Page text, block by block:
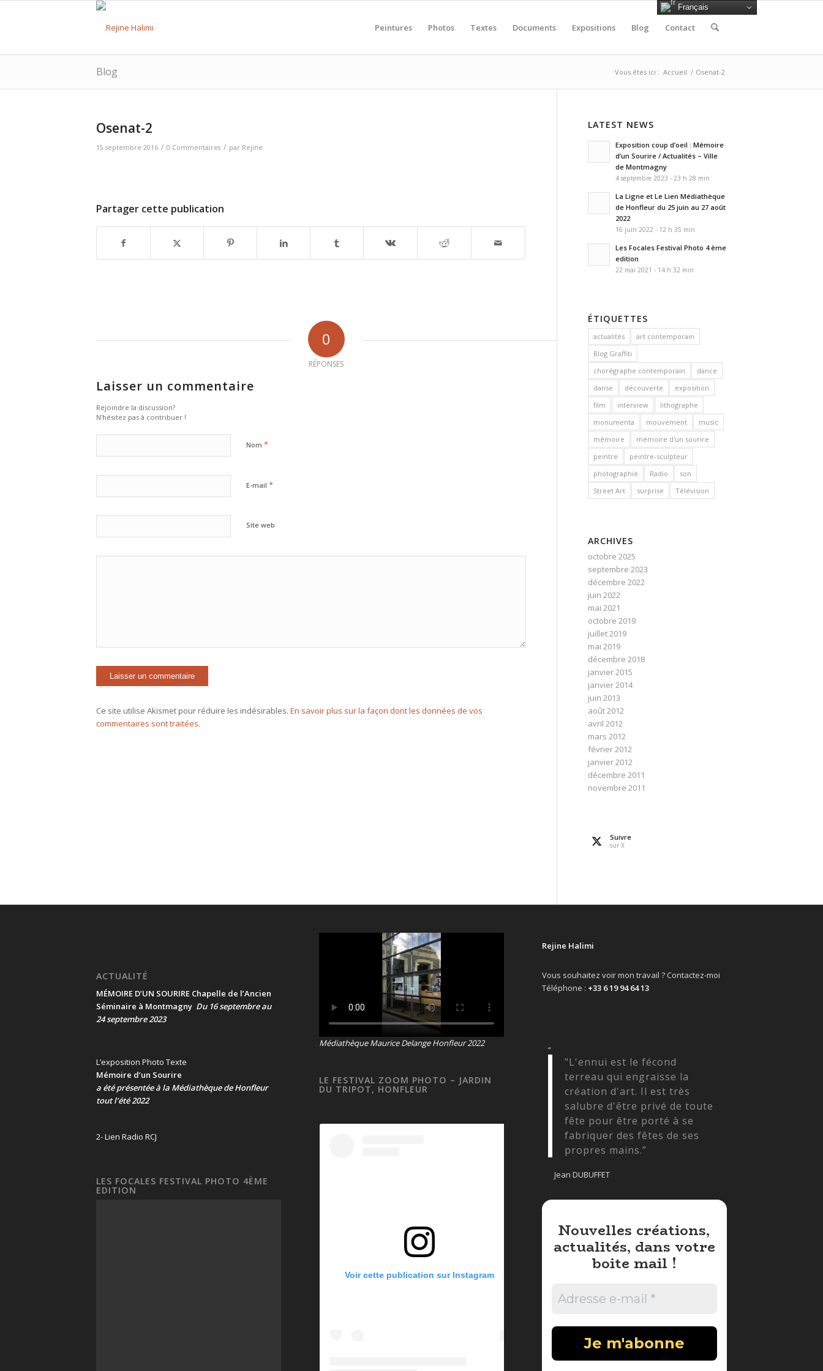
Peintures Photos Textes Documents Expositions Blog Contact
Blog Vous êtes ici : Accueil / Osenat-2
Osenat-2
15 septembre 2016 / 0 Commentaires / par Rejine
Partager cette publication
0
RÉPONSES
Laisser un commentaire
Rejoindre la discussion?
N’hésitez pas à contribuer !
Nom *
E-mail *
Site web
Ce site utilise Akismet pour réduire les indésirables. En savoir plus sur la façon dont les données de vos
commentaires sont traitées.
LATEST NEWS
Exposition coup d’oeil : Mémoire
d’un Sourire / Actualités – Ville
de Montmagny
4 septembre 2023 - 23 h 28 min
La Ligne et Le Lien Médiathèque
de Honfleur du 25 juin au 27 août
2022
16 juin 2022 - 12 h 35 min
Les Focales Festival Photo 4 ème
edition
22 mai 2021 - 14 h 32 min
ÉTIQUETTES
actualités
art contemporain
Blog Graffiti
chorégraphe contemporain
dance
danse
découverte
exposition
film
interview
lithographe
monumenta
mouvement
music
mémoire
mémoire d'un sourire
peintre
peintre-sculpteur
photographie
Radio
son
Street Art
surprise Télévision
ARCHIVES
octobre 2025
septembre 2023
décembre 2022
juin 2022
mai 2021
octobre 2019
juillet 2019
mai 2019
décembre 2018
janvier 2015
janvier 2014
juin 2013
août 2012
avril 2012
mars 2012
février 2012
janvier 2012
décembre 2011
novembre 2011
Suivre
sur X
ACTUALITÉ
MÉMOIRE D’UN SOURIRE Chapelle de l’Ancien
Séminaire à Montmagny Du 16 septembre au
24 septembre 2023
L’exposition Photo Texte
Mémoire d’un Sourire
a été présentéeà la Médiathèque de Honfleur
tout l’été 2022
2- Lien Radio RCJ
LES FOCALES FESTIVAL PHOTO 4ÈME
EDITION
Médiathèque Maurice Delange Honfleur 2022
LE FESTIVAL ZOOM PHOTO – JARDIN
DU TRIPOT, HONFLEUR
Voir cette publication sur Instagram
Rejine Halimi
Vous souhaitez voir mon travail ? Contactez-moi
Téléphone : +33 6 19 94 64 13
“
"L'ennui est le fécond
terreau qui engraisse la
création d'art. Il est très
salubre d'être privé de toute
fête pour être porté à se
fabriquer des fêtes de ses
propres mains.”
Jean DUBUFFET
Nouvelles créations,
actualités, dans votre
boite mail !
Français